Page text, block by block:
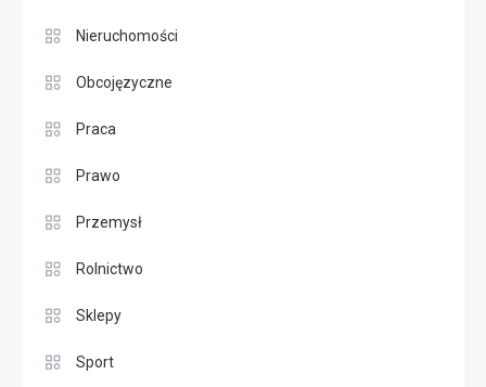
Nieruchomości
Obcojęzyczne
Praca
Prawo
Przemysł
Rolnictwo
Sklepy
Sport